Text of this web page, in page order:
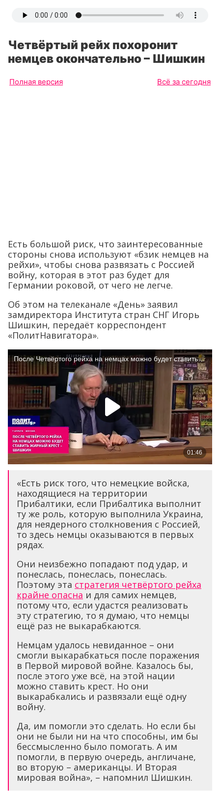
Четвёртый рейх похоронит
немцев окончательно – Шишкин
Полная версия Всё за сегодня
Есть большой риск, что заинтересованные
стороны снова используют «бзик немцев на
рейхи», чтобы снова развязать с Россией
войну, которая в этот раз будет для
Германии роковой, от чего не легче.
Об этом на телеканале «День» заявил
замдиректора Института стран СНГ Игорь
Шишкин, передаёт корреспондент
«ПолитНавигатора».
«Есть риск того, что немецкие войска,
находящиеся на территории
Прибалтики, если Прибалтика выполнит
ту же роль, которую выполнила Украина,
для неядерного столкновения с Россией,
то здесь немцы оказываются в первых
рядах.
Они неизбежно попадают под удар, и
понеслась, понеслась, понеслась.
Поэтому эта стратегия четвёртого рейха
крайне опасна и для самих немцев,
потому что, если удастся реализовать
эту стратегию, то я думаю, что немцы
ещё раз не выкарабкаются.
Немцам удалось невиданное – они
смогли выкарабкаться после поражения
в Первой мировой войне. Казалось бы,
после этого уже всё, на этой нации
можно ставить крест. Но они
выкарабкались и развязали ещё одну
войну.
Да, им помогли это сделать. Но если бы
они не были ни на что способны, им бы
бессмысленно было помогать. А им
помогли, в первую очередь, англичане,
во вторую – американцы. И Вторая
мировая война», – напомнил Шишкин.